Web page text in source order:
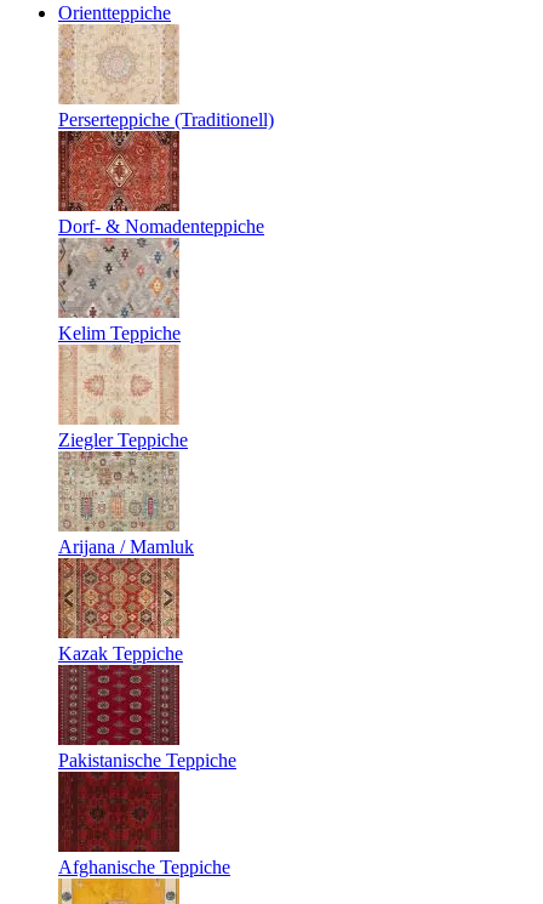
Orientteppiche
Perserteppiche (Traditionell)
Dorf- & Nomadenteppiche
Kelim Teppiche
Ziegler Teppiche
Arijana / Mamluk
Kazak Teppiche
Pakistanische Teppiche
Afghanische Teppiche